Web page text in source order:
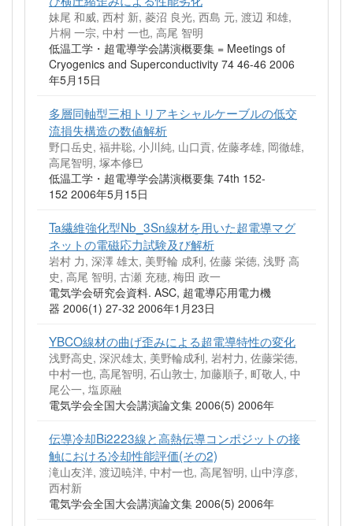
妹尾 和威, 西村 新, 菱沼 良光, 西島 元, 渡辺 和雄,
片桐 一宗, 中村 一也, 高尾 智明
低温工学・超電導学会講演概要集 = Meetings of
Cryogenics and Superconductivity 74 46-46 2006
年5月15日
多層同軸型三相トリアキシャルケーブルの低交
流損失構造の数値解析
野口岳史, 福井聡, 小川純, 山口貢, 佐藤孝雄, 岡徹雄,
高尾智明, 塚本修巳
低温工学・超電導学会講演概要集 74th 152-
152 2006年5月15日
Ta繊維強化型Nb_3Sn線材を用いた超電導マグ
ネットの電磁応力試験及び解析
岩村 力, 深澤 雄太, 美野輪 成利, 佐藤 栄徳, 浅野 高
史, 高尾 智明, 古瀬 充穂, 梅田 政一
電気学会研究会資料. ASC, 超電導応用電力機
器 2006(1) 27-32 2006年1月23日
YBCO線材の曲げ歪みによる超電導特性の変化
浅野高史, 深沢雄太, 美野輪成利, 岩村力, 佐藤栄徳,
中村一也, 高尾智明, 石山敦士, 加藤順子, 町敬人, 中
尾公一, 塩原融
電気学会全国大会講演論文集 2006(5) 2006年
伝導冷却Bi2223線と高熱伝導コンポジットの接
触における冷却性能評価(その2)
滝山友洋, 渡辺暁洋, 中村一也, 高尾智明, 山中淳彦,
西村新
電気学会全国大会講演論文集 2006(5) 2006年